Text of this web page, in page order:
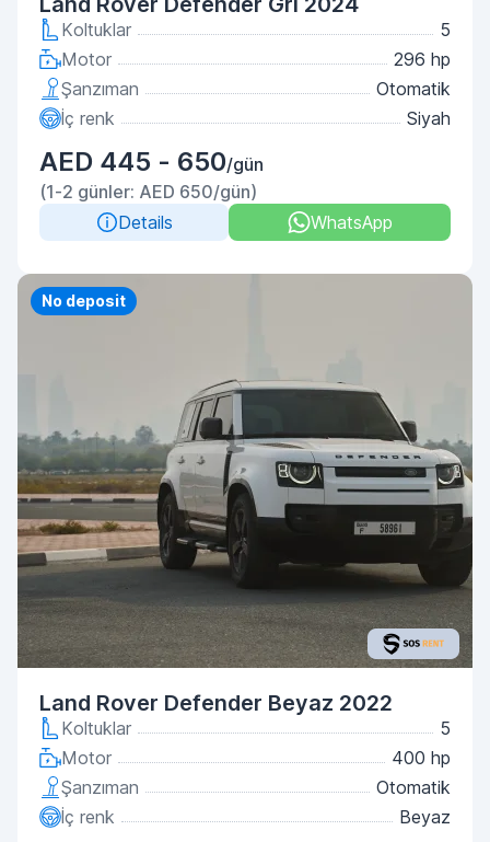
Koltuklar
5
Motor
296 hp
Şanzıman
Otomatik
İç renk
Siyah
AED 445 - 650/gün
(1-2 günler: AED 650/gün)
Details
WhatsApp
No deposit
Land Rover Defender Beyaz 2022
Koltuklar
5
Motor
400 hp
Şanzıman
Otomatik
İç renk
Beyaz